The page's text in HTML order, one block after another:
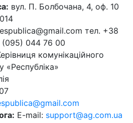
вул. П. Болбочана, 4, оф. 10
тел. +38
044 76 00
комунікаційного
«Республіка»
E-mail: support@ag.com.ua